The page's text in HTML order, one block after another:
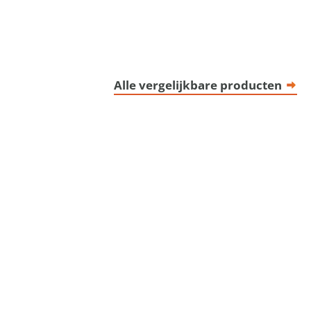
Alle vergelijkbare producten